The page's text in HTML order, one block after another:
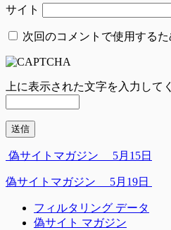
サイト
次回のコメントで使用する
上に表示された文字を入力して
偽サイトマガジン 5月15日
偽サイトマガジン 5月19日
フィルタリング データ
偽サイト マガジン